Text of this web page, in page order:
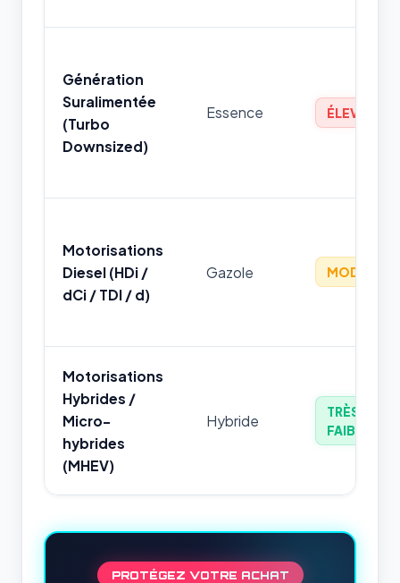
Génération
Suralimentée
(Turbo
Downsized)
Essence ÉLEVÉ
Motorisations
Diesel (HDi /
dCi / TDI / d)
Gazole MODÉRÉ
Motorisations
Hybrides /
Micro-
hybrides
(MHEV)
Hybride
TRÈS
FAIBLE
PROTÉGEZ VOTRE ACHAT